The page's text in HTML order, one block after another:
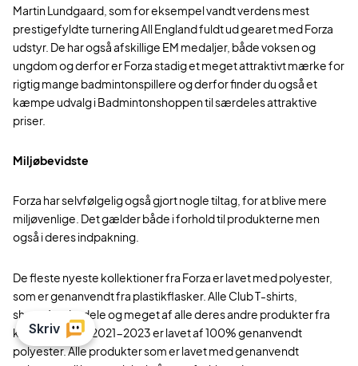
Martin Lundgaard, som for eksempel vandt verdens mest
prestigefyldte turnering All England fuldt ud gearet med Forza
udstyr. De har også afskillige EM medaljer, både voksen og
ungdom og derfor er Forza stadig et meget attraktivt mærke for
rigtig mange badmintonspillere og derfor finder du også et
kæmpe udvalg i Badmintonshoppen til særdeles attraktive
priser.
Miljøbevidste
Forza har selvfølgelig også gjort nogle tiltag, for at blive mere
miljøvenlige. Det gælder både i forhold til produkterne men
også i deres indpakning.
De fleste nyeste kollektioner fra Forza er lavet med polyester,
som er genanvendt fra plastikflasker. Alle Club T-shirts,
shorts/nederdele og meget af alle deres andre produkter fra
kollektionerne 2021-2023 er lavet af 100% genanvendt
polyester. Alle produkter som er lavet med genanvendt